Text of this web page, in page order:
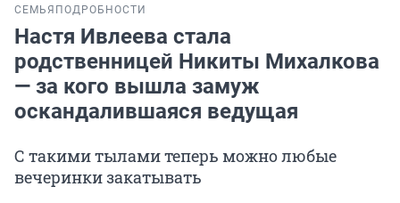
СЕМЬЯ ПОДРОБНОСТИ
Настя Ивлеева стала
родственницей Никиты Михалкова
— за кого вышла замуж
оскандалившаяся ведущая
С такими тылами теперь можно любые
вечеринки закатывать